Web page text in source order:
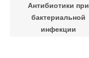
Антибиотики при
бактериальной
инфекции